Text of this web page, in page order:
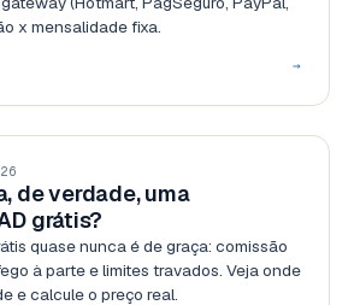
x mensalidade fixa.
→
de verdade, uma
grátis?
quase nunca é de graça: comissão
à parte e limites travados. Veja onde
e calcule o preço real.